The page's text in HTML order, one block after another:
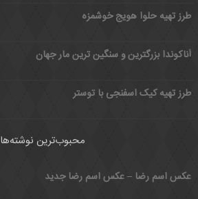
طرز تهیه حلوا هویج خوشمزه
آناکوندا بزرگترین و سنگین ترین مار جهان
طرز تهیه کیک اسفنجی با توستر
محبوب‌ترین نوشته‌ها
عکس اسم رضا – عکس اسم رضا جدید